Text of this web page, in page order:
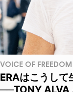
VOICE OF FREEDOM
ERAはこうして
──TONY ALVA